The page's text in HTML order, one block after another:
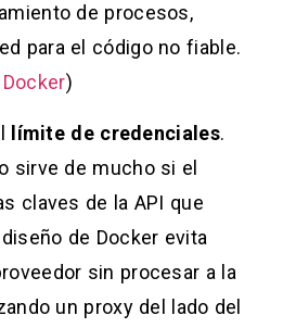
de procesos,
para el código no fiable.
)
límite de credenciales.
sirve de mucho si el
claves de la API que
de Docker evita
sin procesar a la
un proxy del lado del